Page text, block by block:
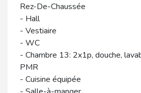
Rez-De-Chaussée
- Hall
- Vestiaire
- WC
- Chambre 13: 2x1p, douche,
PMR
- Cuisine équipée